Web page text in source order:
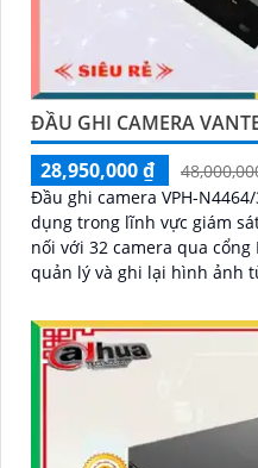
ĐẦU GHI CAMERA
28,950,000 ₫
Đầu ghi camera VPH-
dụng trong lĩnh vực giám sát an ninh.
nối với 32 camera qua cổng
quản lý và ghi lại hình ảnh